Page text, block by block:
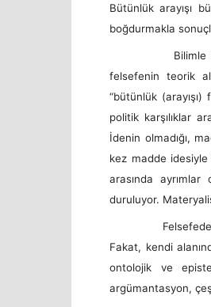
Bütünlük arayışı
boğdurmakla
Bilimle
felsefenin teorik
“bütünlük
politik karşılıklar
İdenin olmadığı,
kez madde
arasında
duruluyor.
Felsefede
Fakat, kendi
ontolojik ve
argümantasyon,